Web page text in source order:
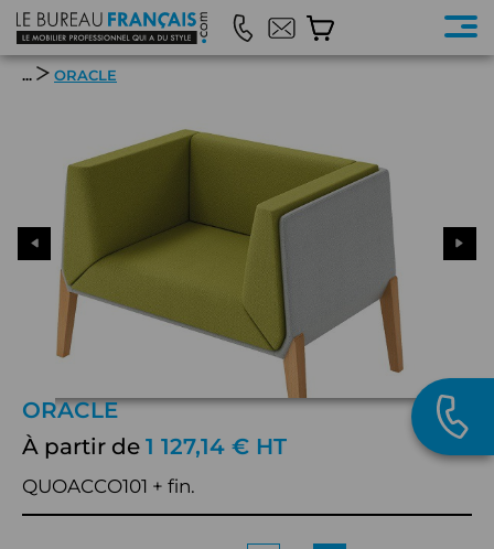
... ORACLE
ORACLE
À partir de 1 127,14 € HT
QUOACCO101 + fin.